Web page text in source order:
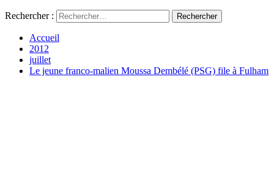
Rechercher :
Accueil
2012
juillet
Le jeune franco-malien Moussa Dembélé (PSG) file à Fulham